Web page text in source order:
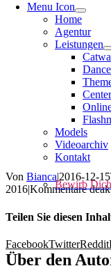
Menu Icon
Home
Agentur
Leistungen
Models
Videoarchiv
Kontakt
Bewirb
Von Bianca|2016-12-
2016|Kommentare
Teilen Sie diesen
FacebookTwitterReddit
Über den